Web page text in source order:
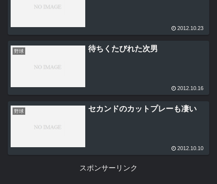
2012.10.23
野球 待ちくたびれた次男
2012.10.16
野球 セカンドのカットプレーも凄い
2012.10.10
スポンサーリンク